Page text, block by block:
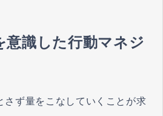
識した行動マネジ
さず量をこなしていくことが求